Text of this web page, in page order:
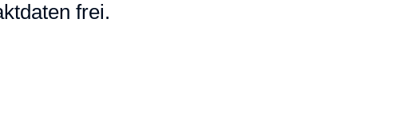
frei.